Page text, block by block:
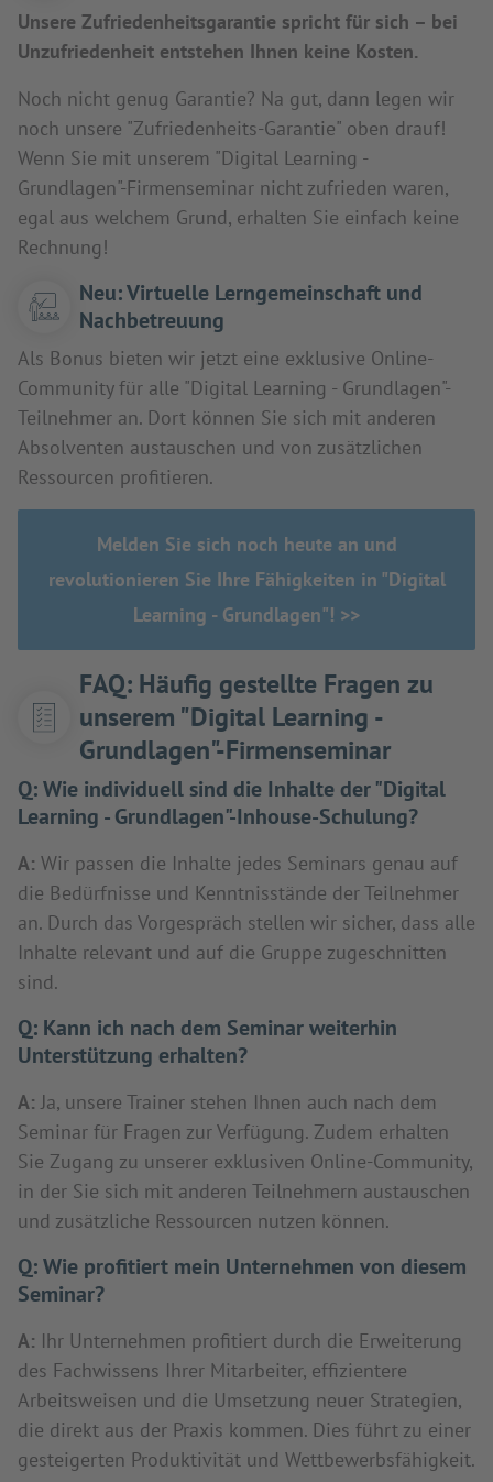
Unsere Zufriedenheitsgarantie spricht für sich – bei
Unzufriedenheit entstehen Ihnen keine Kosten.
Noch nicht genug Garantie? Na gut, dann legen wir
noch unsere "Zufriedenheits-Garantie" oben drauf!
Wenn Sie mit unserem "Digital Learning -
Grundlagen"-Firmenseminar nicht zufrieden waren,
egal aus welchem Grund, erhalten Sie einfach keine
Rechnung!
Neu: Virtuelle Lerngemeinschaft und
Nachbetreuung
Als Bonus bieten wir jetzt eine exklusive Online-
Community für alle "Digital Learning - Grundlagen"-
Teilnehmer an. Dort können Sie sich mit anderen
Absolventen austauschen und von zusätzlichen
Ressourcen profitieren.
Melden Sie sich noch heute an und
revolutionieren Sie Ihre Fähigkeiten in "Digital
Learning - Grundlagen"! >>
FAQ: Häufig gestellte Fragen zu
unserem "Digital Learning -
Grundlagen"-Firmenseminar
Q:Wie individuell sind die Inhalte der "Digital
Learning - Grundlagen"-Inhouse-Schulung?
A: Wir passen die Inhalte jedes Seminars genau auf
die Bedürfnisse und Kenntnisstände der Teilnehmer
an. Durch das Vorgespräch stellen wir sicher, dass alle
Inhalte relevant und auf die Gruppe zugeschnitten
sind.
Q: Kann ich nach dem Seminar weiterhin
Unterstützung erhalten?
A: Ja, unsere Trainer stehen Ihnen auch nach dem
Seminar für Fragen zur Verfügung. Zudem erhalten
Sie Zugang zu unserer exklusiven Online-Community,
in der Sie sich mit anderen Teilnehmern austauschen
und zusätzliche Ressourcen nutzen können.
Q:Wie profitiert mein Unternehmen von diesem
Seminar?
A: Ihr Unternehmen profitiert durch die Erweiterung
des Fachwissens Ihrer Mitarbeiter, effizientere
Arbeitsweisen und die Umsetzung neuer Strategien,
die direkt aus der Praxis kommen. Dies führt zu einer
gesteigerten Produktivität und Wettbewerbsfähigkeit.